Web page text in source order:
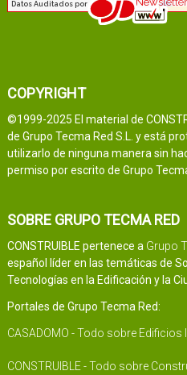
COPYRIGHT
©1999-2025 El material de
de Grupo Tecma Red S.L. y está
utilizarlo de ninguna manera sin
permiso por escrito de Grupo
SOBRE GRUPO TECMA RED
CONSTRUIBLE pertenece a Grupo
español líder en las temáticas de
Tecnologías en la Edificación y la
Portales de Grupo Tecma Red:
CASADOMO - Todo sobre Edificios
CONSTRUIBLE - Todo sobre